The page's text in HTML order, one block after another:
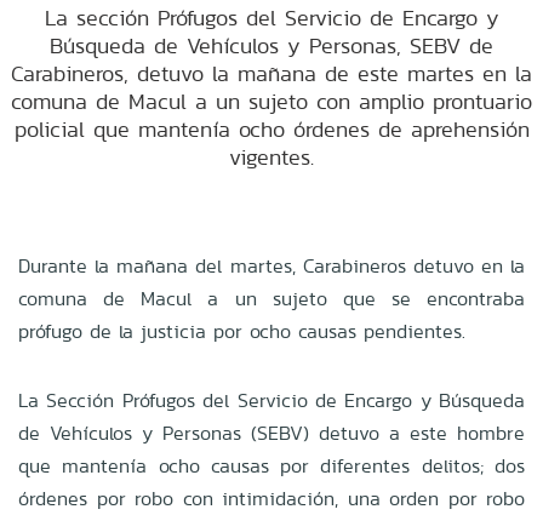
La sección Prófugos del Servicio de Encargo y
Búsqueda de Vehículos y Personas, SEBV de
Carabineros, detuvo la mañana de este martes en la
comuna de Macul a un sujeto con amplio prontuario
policial que mantenía ocho órdenes de aprehensión
vigentes.
Durante la mañana del martes, Carabineros detuvo en la
comuna de Macul a un sujeto que se encontraba
prófugo de la justicia por ocho causas pendientes.
La Sección Prófugos del Servicio de Encargo y Búsqueda
de Vehículos y Personas (SEBV) detuvo a este hombre
que mantenía ocho causas por diferentes delitos; dos
órdenes por robo con intimidación, una orden por robo